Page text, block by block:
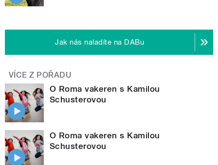
Jak nás naladíte na DABu
VÍCE Z POŘADU
O Roma vakeren s Kamilou
Schusterovou
O Roma vakeren s Kamilou
Schusterovou